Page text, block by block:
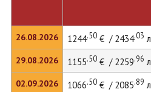
26.08.2026
29.08.2026
02.09.2026
1244.50€ / 2434.03
1155.50€ / 2259.96
1066.50€ / 2085.89